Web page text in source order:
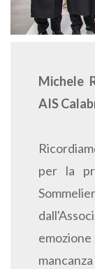
Michele
AIS
per la